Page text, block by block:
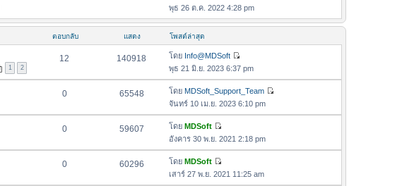
สุ
ว
า
ล่
สุ
ด
ข้
อ
ม
ล่
สุ
พุธ 26 ต.ค. 2022 4:28 pm
ตอบกลับ แสดง โพสต์ล่าสุด
1 2
12 140918 โดย Info@MDSoft
ดู
ข้
อ
ค
ว
ม
ล่
สุ
พุธ 21 มิ.ย. 2023 6:37 pm
0 65548 โดย MDSoft_Support_Team
ข้
ว
จันทร์ 10 เม.ย. 2023 6:10 pm
0 59607 โดย MDSoft
ดู
ข้
ค
อังคาร 30 พ.ย. 2021 2:18 pm
0 60296 โดย MDSoft
ดู
ข้
เสาร์ 27 พ.ย. 2021 11:25 am